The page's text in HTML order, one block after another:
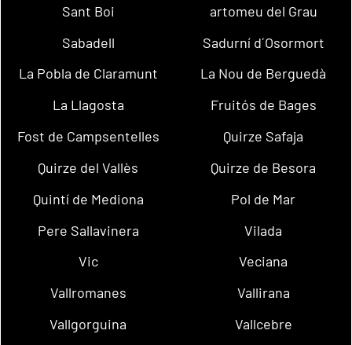
Sant Boi
artomeu del Grau
Sabadell
Sadurní d´Osormort
La Pobla de Claramunt
La Nou de Berguedà
La Llagosta
Fruitós de Bages
Fost de Campsentelles
Quirze Safaja
Quirze del Vallès
Quirze de Besora
Quintí de Mediona
Pol de Mar
Pere Sallavinera
Vilada
Vic
Veciana
Vallromanes
Vallirana
Vallgorguina
Vallcebre